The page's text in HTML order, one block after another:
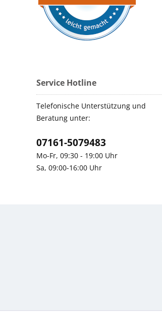
Service Hotline
Telefonische Unterstützung und
Beratung unter:
07161-5079483
Mo-Fr, 09:30 - 19:00 Uhr
Sa, 09:00-16:00 Uhr